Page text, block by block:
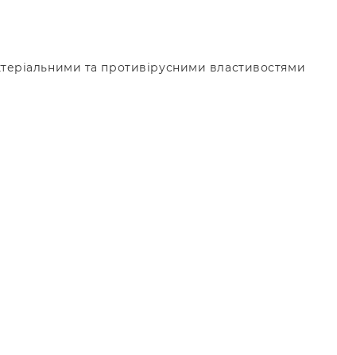
та противірусними властивостями